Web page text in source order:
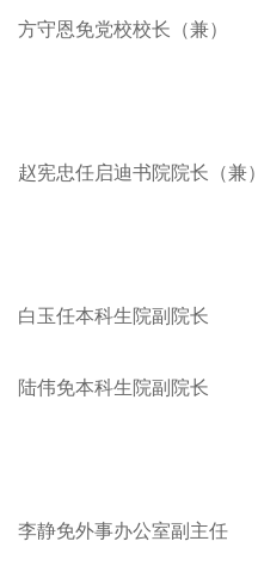
方守恩免党校校长（兼）
赵宪忠任启迪书院院长（兼）
白玉任本科生院副院长
陆伟免本科生院副院长
李静免外事办公室副主任